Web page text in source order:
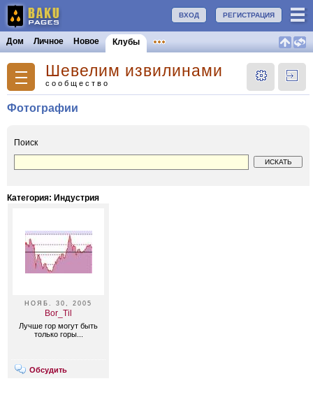
РЕГИСТРАЦИЯ
ВХОД
Дом Личное Новое Клубы
Шевелим извилинами
сообщество
Фотографии
Поиск
Категория: Индустрия
НОЯБ. 30, 2005
Bor_Til
Лучше гор могут быть
только горы...
Обсудить